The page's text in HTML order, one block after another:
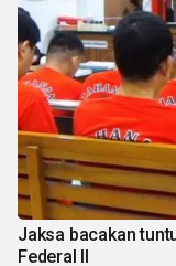
Jaksa bacakan
Federal II